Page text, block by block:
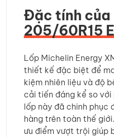
Đặc tính của
205/60R15
Lốp Michelin Energy
thiết kế đặc biệt để
kiệm nhiên liệu và độ
cải tiến đáng kể so
lốp này đã chinh phục
hàng trên toàn thế
ưu điểm vượt trội giúp